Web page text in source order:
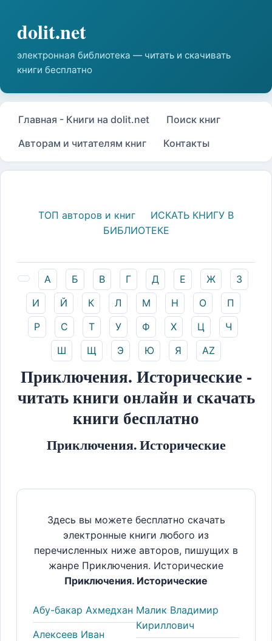
Главная - Книги на dolit.net
Поиск книг
Авторам и читателям книг
Контакты
ТОП авторов и книг
ИСКАТЬ КНИГУ В
БИБЛИОТЕКЕ
А Б В Г Д Е Ж
З
И
Й К Л М Н О
П
Р
С Т У Ф Х Ц
Ч
Ш
Щ Э Ю Я AZ
Приключения. Исторические -
читать книги онлайн и скачать
книги бесплатно
Приключения. Исторические
Здесь вы можете бесплатно скачать
электронные книги любого из
перечисленных ниже авторов, пишущих в
жанре Приключения. Исторические
Приключения. Исторические
Абу-бакар Ахмедхан
Алексеев Иван
Малик Владимир
Кириллович